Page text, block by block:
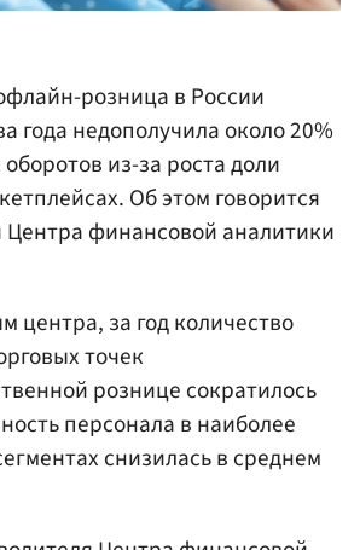
розница в России
года недополучила около 20%
из-за роста доли
Об этом говорится
Центра финансовой аналитики
центра, за год количество
точек
рознице сократилось
персонала в наиболее
снизилась в среднем